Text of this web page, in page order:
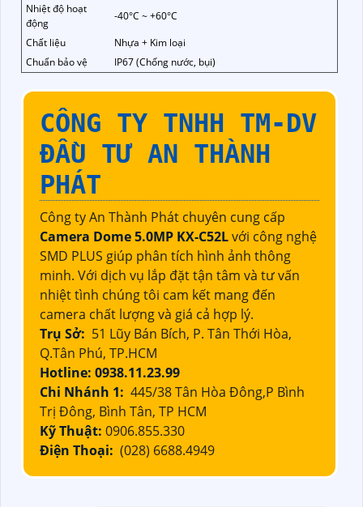
Nhiệt độ hoạt
động
-40°C ~ +60°C
Chất liệu
Nhựa + Kim loại
Chuẩn bảo vệ
IP67 (Chống nước, bụi)
CÔNG TY TNHH TM-DV
ĐẦU TƯ AN THÀNH
PHÁT
Công ty An Thành Phát chuyên cung cấp
Camera Dome 5.0MP KX-C52Lvới công nghệ
SMD PLUS giúp phân tích hình ảnh thông
minh. Với dịch vụ lắp đặt tận tâm và tư vấn
nhiệt tình chúng tôi cam kết mang đến
camera chất lượng và giá cả hợp lý.
Trụ Sở: 51 Lũy Bán Bích, P. Tân Thới Hòa,
Q.Tân Phú, TP.HCM
Hotline: 0938.11.23.99
Chi Nhánh 1: 445/38 Tân Hòa Đông,P Bình
Trị Đông, Bình Tân, TP HCM
Kỹ Thuật: 0906.855.330
Điện Thoại: (028) 6688.4949